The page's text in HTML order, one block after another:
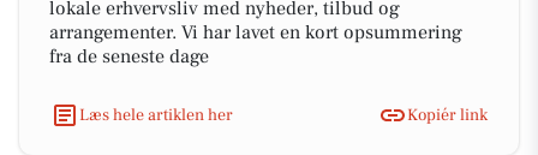
lokale erhvervsliv med nyheder, tilbud og
arrangementer. Vi har lavet en kort opsummering
fra de seneste dage
Læs hele artiklen her Kopiér link